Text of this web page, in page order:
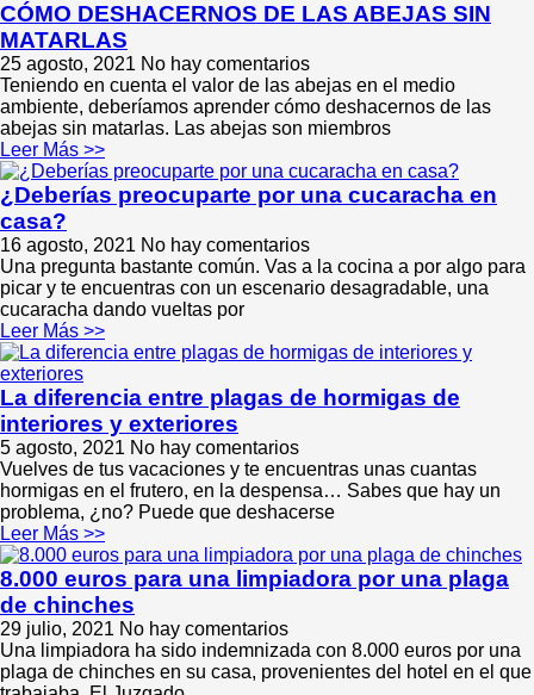
CÓMO DESHACERNOS DE LAS ABEJAS SIN
MATARLAS
25 agosto, 2021 No hay comentarios
Teniendo en cuenta el valor de las abejas en el medio
ambiente, deberíamos aprender cómo deshacernos de las
abejas sin matarlas. Las abejas son miembros
Leer Más >>
¿Deberías preocuparte por una cucaracha en
casa?
16 agosto, 2021 No hay comentarios
Una pregunta bastante común. Vas a la cocina a por algo para
picar y te encuentras con un escenario desagradable, una
cucaracha dando vueltas por
Leer Más >>
La diferencia entre plagas de hormigas de
interiores y exteriores
5 agosto, 2021 No hay comentarios
Vuelves de tus vacaciones y te encuentras unas cuantas
hormigas en el frutero, en la despensa… Sabes que hay un
problema, ¿no? Puede que deshacerse
Leer Más >>
8.000 euros para una limpiadora por una plaga
de chinches
29 julio, 2021 No hay comentarios
Una limpiadora ha sido indemnizada con 8.000 euros por una
plaga de chinches en su casa, provenientes del hotel en el que